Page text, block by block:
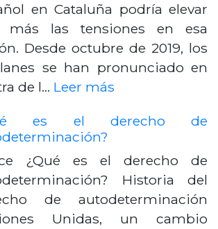
en Cataluña podría elevar
más las tensiones en esa
Desde octubre de 2019, los
se han pronunciado en
de l… Leer más
es el derecho de
¿Qué es el derecho de
Historia del
de autodeterminación
Unidas, un cambio